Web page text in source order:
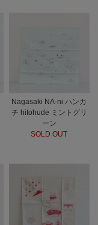
Nagasaki NA-ni ハンカ
チ hitohude ミントグリ
ーン
SOLD OUT